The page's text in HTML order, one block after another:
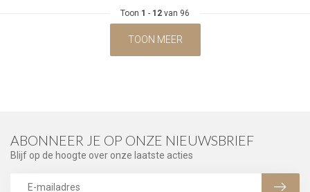
Toon 1 - 12 van 96
TOON MEER
ABONNEER JE OP ONZE NIEUWSBRIEF
Blijf op de hoogte over onze laatste acties